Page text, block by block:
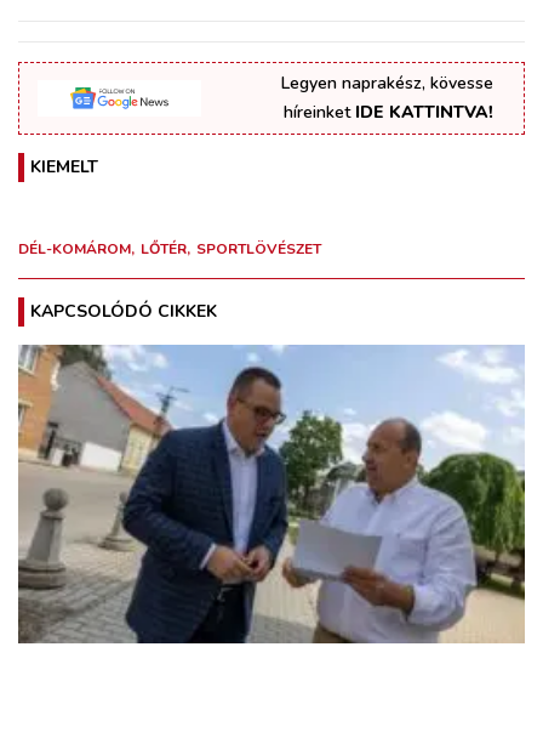
Legyen naprakész, kövesse
híreinket IDE KATTINTVA!
KIEMELT
DÉL-KOMÁROM LŐTÉR SPORTLÖVÉSZET
KAPCSOLÓDÓ CIKKEK